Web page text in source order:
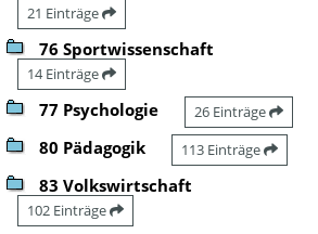
21 Einträge
76 Sportwissenschaft
14 Einträge
77 Psychologie 26 Einträge
80 Pädagogik 113 Einträge
83 Volkswirtschaft
102 Einträge